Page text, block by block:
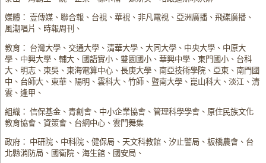
媒體： 壹傳媒、聯合報、台視、華視、非凡電視、亞洲廣播、飛碟廣播、
風潮唱片、時報周刊、
教育： 台灣大學、交通大學、清華大學、大同大學、中央大學、中原大
學、中興大學、輔大、國語實小、雙園國小、華興中學、東門國小、台科
大、明志、東吳、東海電算中心、長庚大學、南亞技術學院、亞東、南門國
中、台師大、東華、陽明、雲科大、竹師、暨南大學、崑山科大、淡江、清
雲、逢甲、
組織： 信保基金、青創會、中小企業協會、管理科學學會、原住民族文化
教育協會、資策會、台網中心、雲門舞集
政府： 中研院、中科院、健保局、天文科教館、汐止警局、板橋農會、台
北縣消防局、國衛院、海生館、國安局、